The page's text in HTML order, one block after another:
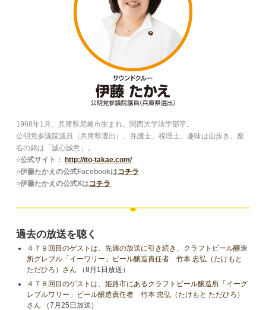
1968年1月、兵庫県尼崎市生まれ。関西大学法学部卒。
公明党参議院議員（兵庫県選出）、弁護士、税理士。趣味は山歩き、座
右の銘は「誠心誠意」。
○公式サイト： http://ito-takae.com/
○伊藤たかえの公式Facebookはコチラ
○伊藤たかえの公式Xはコチラ
過去の放送を聴く
４７９回目のゲストは、先週の放送に引き続き、クラフトビール醸造
所グレブル「イーワリー」ビール醸造責任者 竹本 忠弘（たけもと
ただひろ）さん （8月1日放送）
４７８回目のゲストは、姫路市にあるクラフトビール醸造所「イーグ
レブルワリー」ビール醸造責任者 竹本 忠弘（たけもと ただひろ）
さん （7月25日放送）